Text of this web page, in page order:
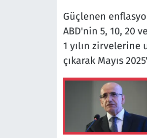
Güçlenen
ABD'nin 5, 10, 20
1 yılın zirvelerine
çıkarak Mayıs